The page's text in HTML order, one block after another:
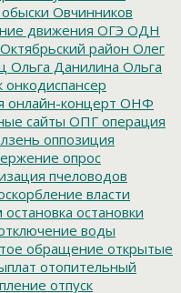
обыски Овчинников
движения ОГЭ ОДН
Октябрьский район Олег
Ольга Данилина Ольга
онкодиспансер
онлайн-концерт ОНФ
сайты ОПГ операция
оппозиция
опрос
пчеловодов
власти
остановка остановки
воды
обращение открытые
отопительный
отпуск